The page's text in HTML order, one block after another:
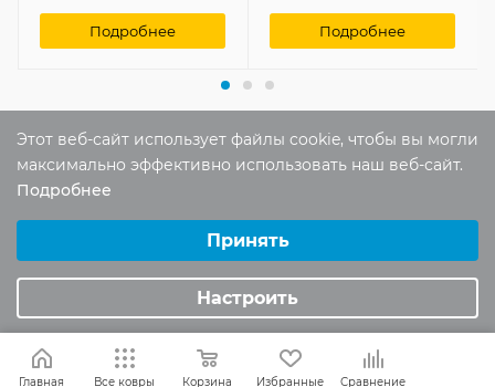
Подробнее Подробнее
Отзывы
Помогите другим пользователям с
выбором - будьте первым, кто поделится
своим мнением об этом товаре
Главная Все ковры Корзина Избранные Сравнение
Этот веб-сайт использует файлы cookie, чтобы вы могли
максимально эффективно использовать наш веб-сайт.
Подробнее
Аналитические/Функциональные
Принять
Настроить